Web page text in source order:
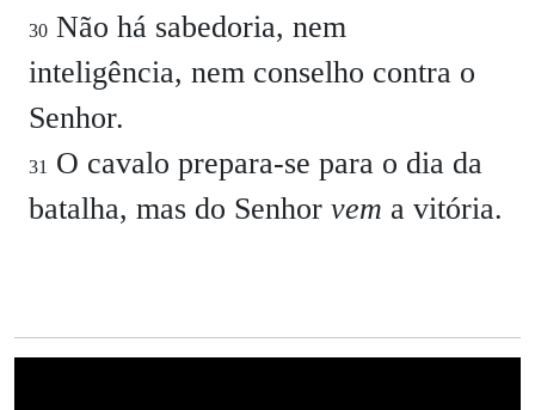
30 Não há sabedoria, nem
inteligência, nem conselho contra o
Senhor.
31
O cavalo prepara-se para o dia da
batalha, mas do Senhor vem a vitória.